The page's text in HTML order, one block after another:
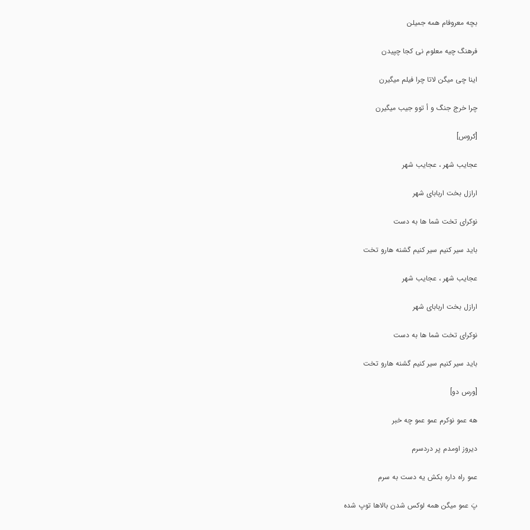
بچه معروفام همه جمیلن
فرهنگ چیه معلوم نی کجا چپیدن
اینا چی میگن لاتا چرا فیلم میگیرن
چرا خرج جنگ و أ توو جیب میگیرن
[کروس]
عجایب شهر ، عجایب شهر
ارازل بخت اربابای شهر
نوکرای تخت شما ها به دست
باید سیر کنیم سیر کنیم گشنه هارو تخت
عجایب شهر ، عجایب شهر
ارازل بخت اربابای شهر
نوکرای تخت شما ها به دست
باید سیر کنیم سیر کنیم گشنه هارو تخت
[ورس دو]
هه عمو نوکرم عمو عمو چه خبر
دیروز اومدم پر دردسرم
عمو راه داره بکش یه دست به سرم
پَ عمو میگن همه لوکس شدن بالاها توپ شده